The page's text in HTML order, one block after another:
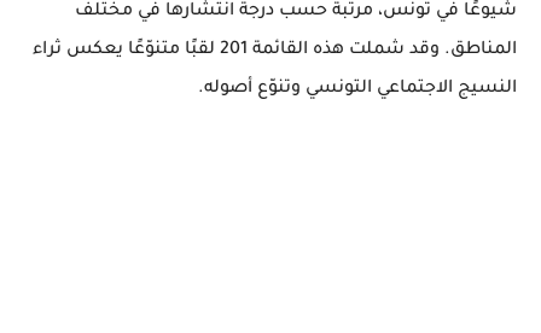
شيوعًا في تونس، مرتّبة حسب درجة انتشارها في مختلف
المناطق. وقد شملت هذه القائمة 201 لقبًا متنوّعًا يعكس ثراء
النسيج الاجتماعي التونسي وتنوّع أصوله.